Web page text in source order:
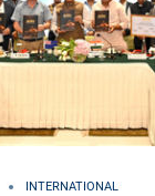
INTERNATIONAL